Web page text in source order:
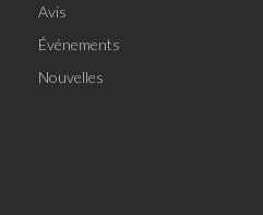
Avis
Événements
Nouvelles